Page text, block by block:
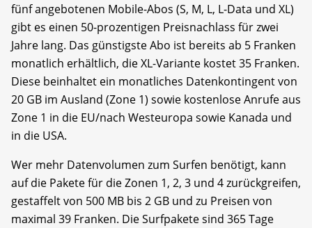
fünf angebotenen Mobile-Abos (S, M, L, L-Data und XL)
gibt es einen 50-prozentigen Preisnachlass für zwei
Jahre lang. Das günstigste Abo ist bereits ab 5 Franken
monatlich erhältlich, die XL-Variante kostet 35 Franken.
Diese beinhaltet ein monatliches Datenkontingent von
20 GB im Ausland (Zone 1) sowie kostenlose Anrufe aus
Zone 1 in die EU/nach Westeuropa sowie Kanada und
in die USA.
Wer mehr Datenvolumen zum Surfen benötigt, kann
auf die Pakete für die Zonen 1, 2, 3 und 4 zurückgreifen,
gestaffelt von 500 MB bis 2 GB und zu Preisen von
maximal 39 Franken. Die Surfpakete sind 365 Tage